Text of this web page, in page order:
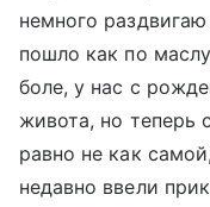
немного
пошло как по
боле, у нас с
живота, но теперь
равно не как
недавно ввели